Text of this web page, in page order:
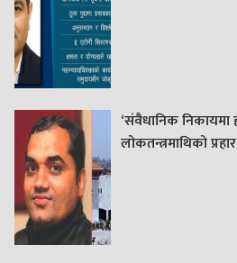
‘संवैधानिक निकायमा
लोकतन्त्रमाथिको